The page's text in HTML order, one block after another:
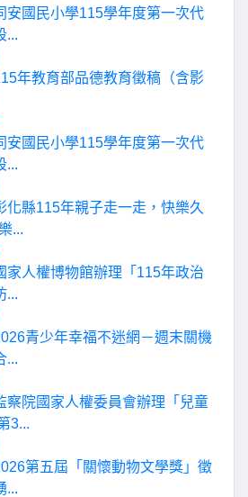
安國民小學115學年度第一次代
...
年教育部品德教育徵稿（含影
安國民小學115學年度第一次代
...
化縣115年親子走一走，快樂久
...
家人權博物館辦理「115年政治
...
青少年幸福不迷網－週末關機
...
察院國家人權委員會辦理「兒童
3...
第五屆「關懷動物文學獎」徵
...